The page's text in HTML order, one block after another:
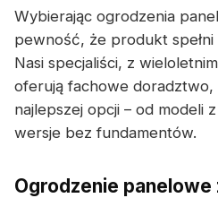
Wybierając ogrodzenia
pewność, że produkt spełni
Nasi specjaliści, z
oferują fachowe
najlepszej opcji – od modeli
wersje bez fundamentów.
Ogrodzenie